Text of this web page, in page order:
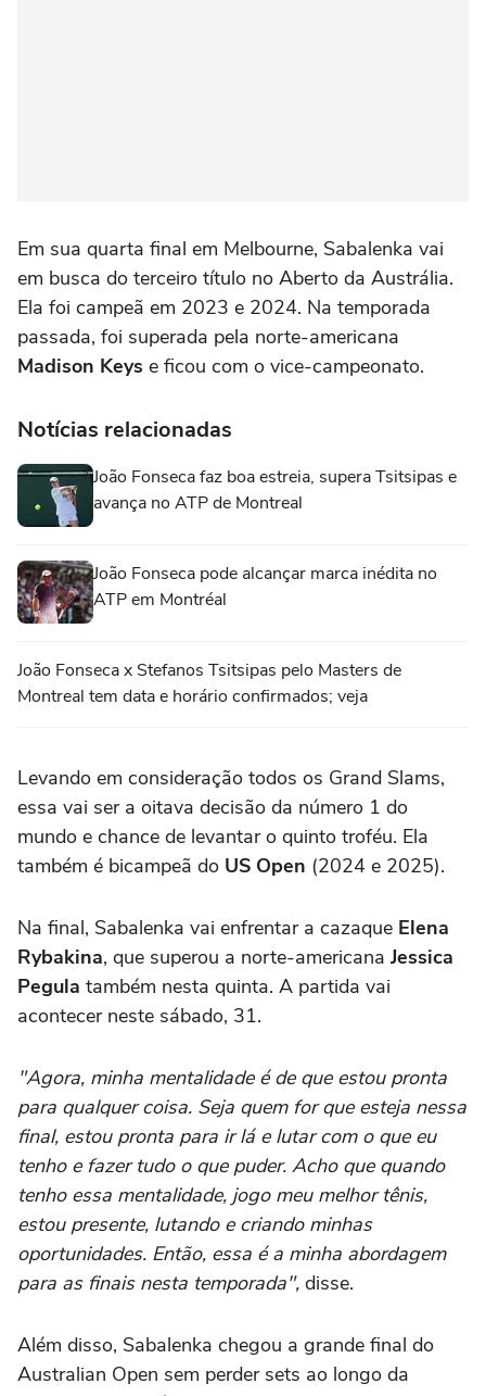
Em sua quarta final em Melbourne, Sabalenka vai
em busca do terceiro título no Aberto da Austrália.
Ela foi campeã em 2023 e 2024. Na temporada
passada, foi superada pela norte-americana
Madison Keys e ficou com o vice-campeonato.
Notícias relacionadas
João Fonseca faz boa estreia, supera Tsitsipas e
avança no ATP de Montreal
João Fonseca pode alcançar marca inédita no
ATP em Montréal
João Fonseca x Stefanos Tsitsipas pelo Masters de
Montreal tem data e horário confirmados; veja
Levando em consideração todos os Grand Slams,
essa vai ser a oitava decisão da número 1 do
mundo e chance de levantar o quinto troféu. Ela
também é bicampeã do US Open (2024 e 2025).
Na final, Sabalenka vai enfrentar a cazaque Elena
Rybakina, que superou a norte-americana Jessica
Pegula também nesta quinta. A partida vai
acontecer neste sábado, 31.
"Agora, minha mentalidade é de que estou pronta
para qualquer coisa. Seja quem for que esteja nessa
final, estou pronta para ir lá e lutar com o que eu
tenho e fazer tudo o que puder. Acho que quando
tenho essa mentalidade, jogo meu melhor tênis,
estou presente, lutando e criando minhas
oportunidades. Então, essa é a minha abordagem
para as finais nesta temporada", disse.
Além disso, Sabalenka chegou a grande final do
Australian Open sem perder sets ao longo da